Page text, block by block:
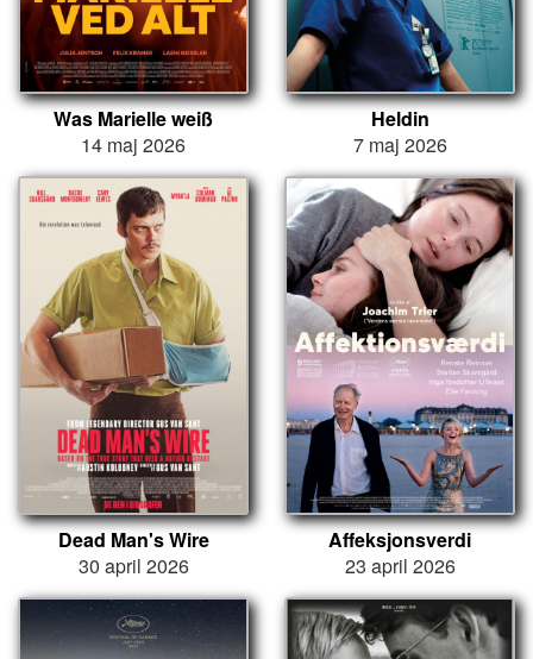
Was Marielle weiß
14 maj 2026
Heldin
7 maj 2026
Dead Man's Wire
30 april 2026
Affeksjonsverdi
23 april 2026